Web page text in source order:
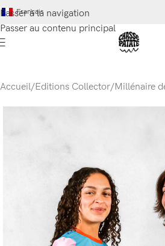
Passer à la navigation
Passer au contenu principal
Français
Accueil/Editions Collector/Millénaire